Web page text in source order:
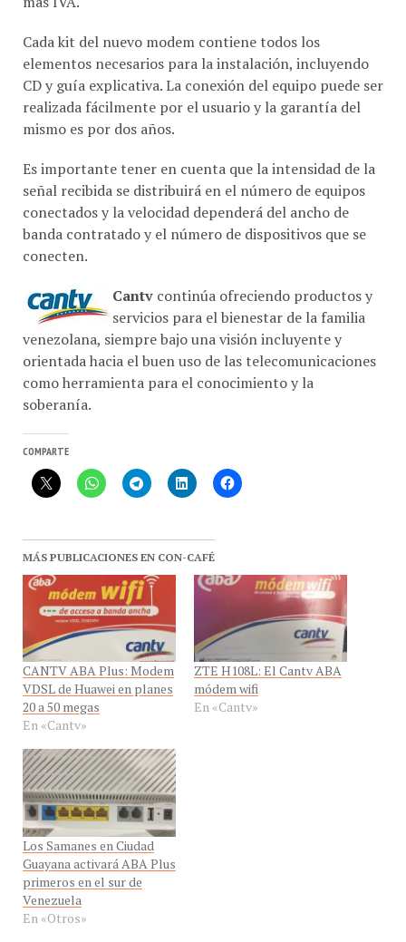
elementos necesarios para la instalación, incluyendo
CD y guía explicativa. La conexión del equipo puede ser
realizada fácilmente por el usuario y la garantía del
mismo es por dos años.
señal recibida se distribuirá en el número de equipos
conectados y la velocidad dependerá del ancho de
banda contratado y el número de dispositivos que se
conecten.
servicios para el bienestar de la familia
venezolana, siempre bajo una visión incluyente y
orientada hacia el buen uso de las telecomunicaciones
como herramienta para el conocimiento y la
soberanía.
CANTV ABA Plus: Modem
VDSL de Huawei en planes
20 a 50 megas
En «Cantv»
ZTE H108L: El Cantv ABA
módem wifi
En «Cantv»
Los Samanes en Ciudad
Guayana activará ABA Plus
primeros en el sur de
Venezuela
En «Otros»